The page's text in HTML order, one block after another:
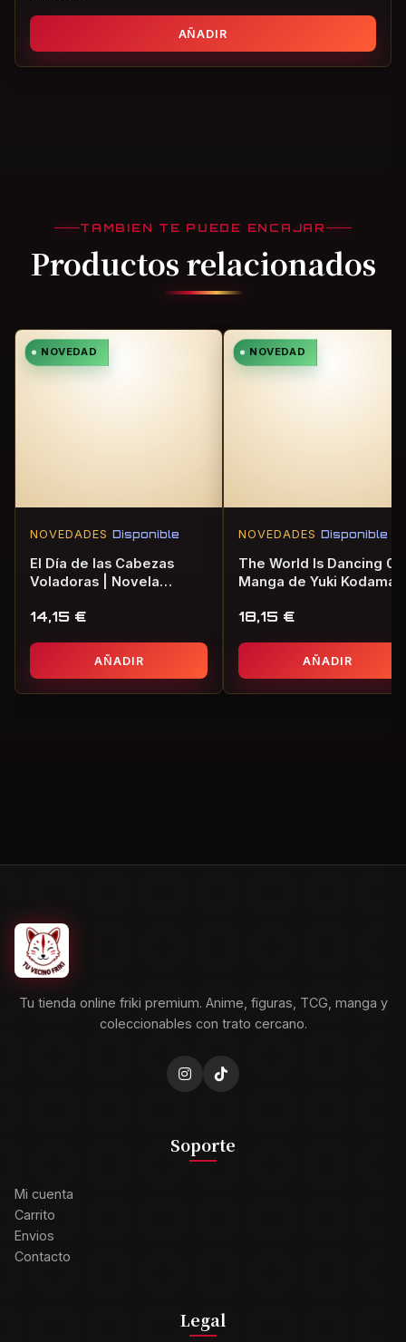
AÑADIR
TAMBIEN TE PUEDE ENCAJAR
Productos relacionados
NOVEDAD
NOVEDADES Disponible
El Día de las Cabezas
Voladoras | Novela
14,15 €
AÑADIR
NOVEDAD
NOVEDADES Disponible
The World Is Dancing 01
Manga de Yuki Kodama
18,15 €
AÑADIR
Tu tienda online friki premium. Anime, figuras, TCG, manga y
coleccionables con trato cercano.
Soporte
Mi cuenta
Carrito
Envios
Contacto
Legal